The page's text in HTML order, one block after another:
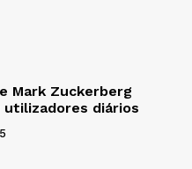
Mark Zuckerberg
utilizadores diários